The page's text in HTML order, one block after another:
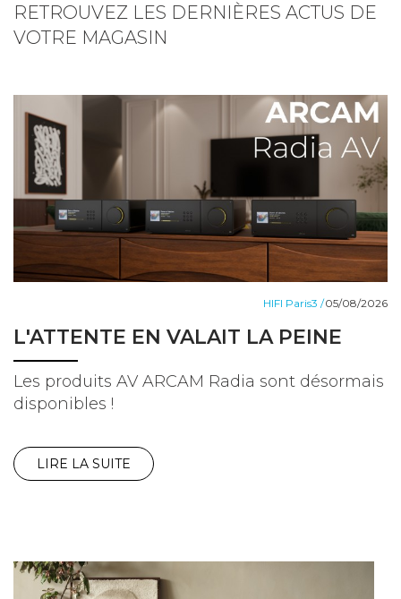
RETROUVEZ LES DERNIÈRES ACTUS DE
VOTRE MAGASIN
L'ATTENTE EN VALAIT LA PEINE
Les produits AV ARCAM Radia sont désormais
disponibles !
LIRE LA SUITE
HIFI Paris3 /05/08/2026